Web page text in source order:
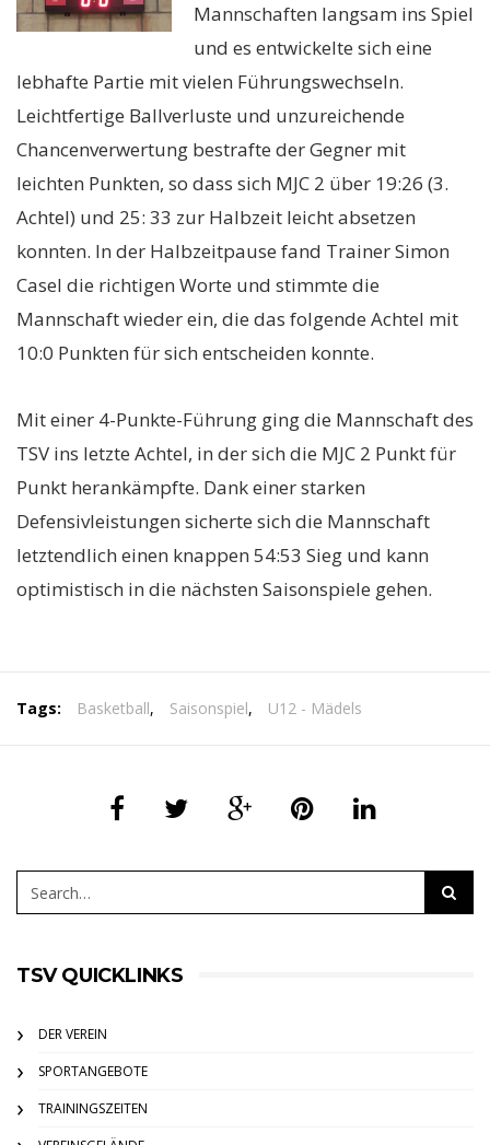
Mannschaften langsam ins Spiel
und es entwickelte sich eine
lebhafte Partie mit vielen Führungswechseln.
Leichtfertige Ballverluste und unzureichende
Chancenverwertung bestrafte der Gegner mit
leichten Punkten, so dass sich MJC 2 über 19:26 (3.
Achtel) und 25: 33 zur Halbzeit leicht absetzen
konnten. In der Halbzeitpause fand Trainer Simon
Casel die richtigen Worte und stimmte die
Mannschaft wieder ein, die das folgende Achtel mit
10:0 Punkten für sich entscheiden konnte.
Mit einer 4-Punkte-Führung ging die Mannschaft des
TSV ins letzte Achtel, in der sich die MJC 2 Punkt für
Punkt herankämpfte. Dank einer starken
Defensivleistungen sicherte sich die Mannschaft
letztendlich einen knappen 54:53 Sieg und kann
optimistisch in die nächsten Saisonspiele gehen.
Tags: Basketball, Saisonspiel, U12 - Mädels
TSV QUICKLINKS
DER VEREIN
SPORTANGEBOTE
TRAININGSZEITEN